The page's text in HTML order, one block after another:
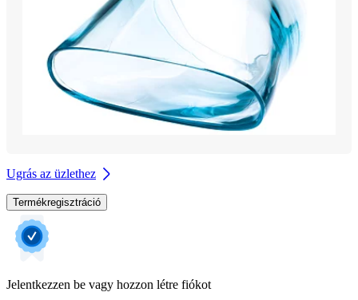
Ugrás az üzlethez
Termékregisztráció
Jelentkezzen be vagy hozzon létre fiókot